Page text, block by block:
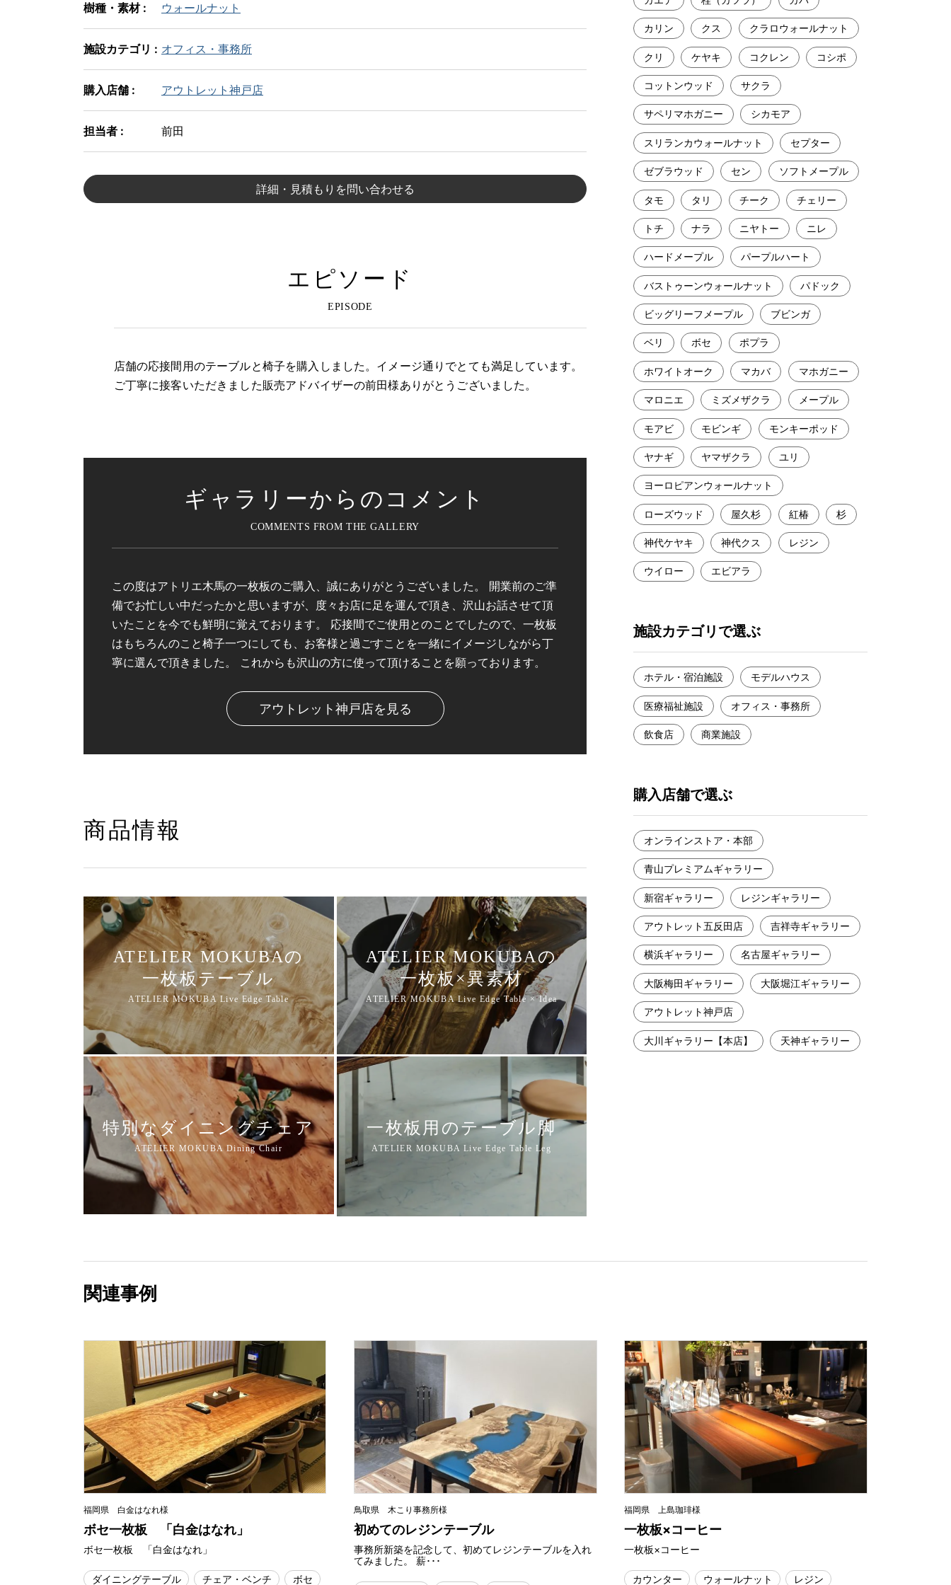
樹種・素材 : ウォールナット
施設カテゴリ : オフィス・事務所
購入店舗 : アウトレット神戸店
担当者 : 前田
詳細・見積もりを問い合わせる
エピソード
店舗の応接間用のテーブルと椅子を購入しました。イメージ通りでとても満足しています。
ご丁寧に接客いただきました販売アドバイザーの前田様ありがとうございました。
ギャラリーからのコメント
この度はアトリエ木馬の一枚板のご購入、誠にありがとうございました。 開業前のご準
備でお忙しい中だったかと思いますが、度々お店に足を運んで頂き、沢山お話させて頂
いたことを今でも鮮明に覚えております。 応接間でご使用とのことでしたので、一枚板
はもちろんのこと椅子一つにしても、お客様と過ごすことを一緒にイメージしながら丁
寧に選んで頂きました。 これからも沢山の方に使って頂けることを願っております。
アウトレット神戸店を見る
商品情報
ATELIER MOKUBAの
一枚板テーブル
ATELIER MOKUBAの
一枚板×異素材
特別なダイニングチェア 一枚板用のテーブル脚
カリン クス クラロウォールナット
クリ ケヤキ コクレン コシポ
コットンウッド サクラ
サペリマホガニー シカモア
スリランカウォールナット セプター
ゼブラウッド セン ソフトメープル
タモ タリ チーク チェリー
トチ ナラ ニヤトー ニレ
ハードメープル パープルハート
バストゥーンウォールナット パドック
ビッグリーフメープル ブビンガ
ベリ ボセ ポプラ
ホワイトオーク マカバ マホガニー
マロニエ ミズメザクラ メープル
モアビ モビンギ モンキーポッド
ヤナギ ヤマザクラ ユリ
ヨーロピアンウォールナット
ローズウッド 屋久杉 紅椿 杉
神代ケヤキ 神代クス レジン
ウイロー エビアラ
施設カテゴリで選ぶ
ホテル・宿泊施設 モデルハウス
医療福祉施設 オフィス・事務所
飲食店 商業施設
購入店舗で選ぶ
オンラインストア・本部
青山プレミアムギャラリー
新宿ギャラリー レジンギャラリー
アウトレット五反田店 吉祥寺ギャラリー
横浜ギャラリー 名古屋ギャラリー
大阪梅田ギャラリー 大阪堀江ギャラリー
アウトレット神戸店
大川ギャラリー【本店】 天神ギャラリー
関連事例
福岡県 白金はなれ様
ボセ一枚板 「白金はなれ」
ボセ一枚板 「白金はなれ」
ダイニングテーブル チェア・ベンチ ボセ
鳥取県 木こり事務所様
初めてのレジンテーブル
事務所新築を記念して、初めてレジンテーブルを入れ
てみました。 薪･･･
福岡県 上島珈琲様
一枚板×コーヒー
一枚板×コーヒー
カウンター ウォールナット レジン